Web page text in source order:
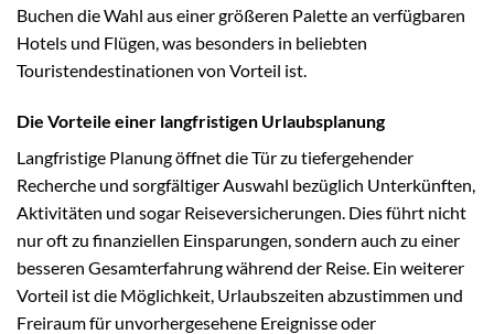
Buchen die Wahl aus einer größeren Palette an verfügbaren
Hotels und Flügen, was besonders in beliebten
Touristendestinationen von Vorteil ist.
Die Vorteile einer langfristigen Urlaubsplanung
Langfristige Planung öffnet die Tür zu tiefergehender
Recherche und sorgfältiger Auswahl bezüglich Unterkünften,
Aktivitäten und sogar Reiseversicherungen. Dies führt nicht
nur oft zu finanziellen Einsparungen, sondern auch zu einer
besseren Gesamterfahrung während der Reise. Ein weiterer
Vorteil ist die Möglichkeit, Urlaubszeiten abzustimmen und
Freiraum für unvorhergesehene Ereignisse oder